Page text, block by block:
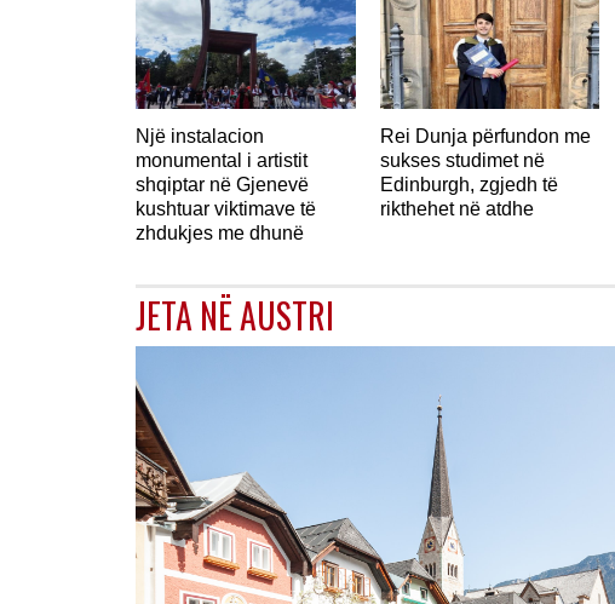
Një instalacion
monumental i artistit
shqiptar në Gjenevë
kushtuar viktimave të
zhdukjes me dhunë
Rei Dunja përfundon me
sukses studimet në
Edinburgh, zgjedh të
rikthehet në atdhe
JETA NË AUSTRI